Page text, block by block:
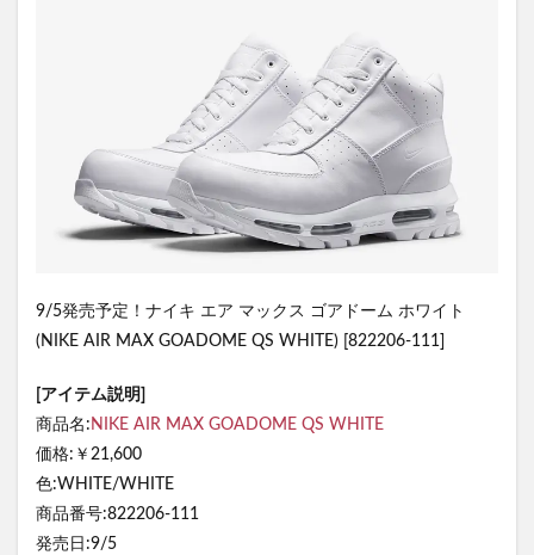
9/5発売予定！ナイキ エア マックス ゴアドーム ホワイト
(NIKE AIR MAX GOADOME QS WHITE) [822206-111]
[アイテム説明]
商品名: NIKE AIR MAX GOADOME QS WHITE
価格:￥21,600
色:WHITE/WHITE
商品番号:822206-111
発売日:9/5